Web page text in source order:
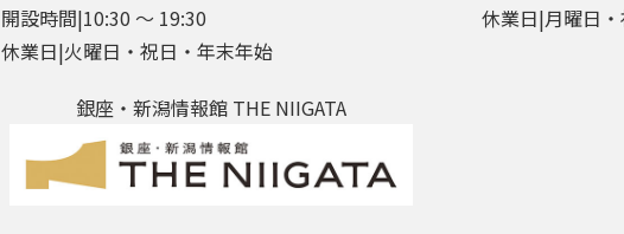
開設時間|10:30 ～ 19:30
休業日|火曜日・祝日・年末年始
銀座・新潟情報館 THE NIIGATA
休業日|月曜日